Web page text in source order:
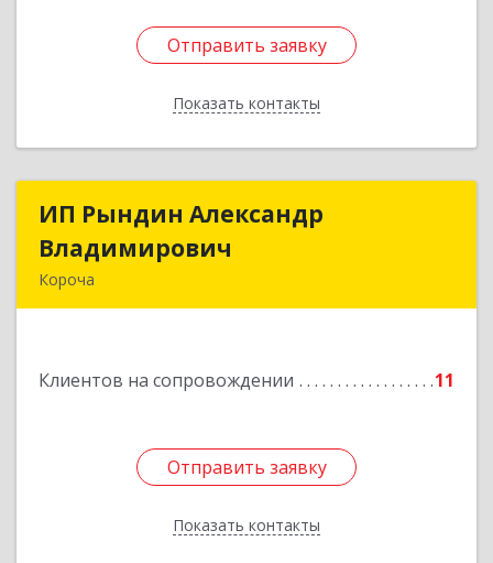
Отправить заявку
Показать контакты
Отправить заявку
Назад
ИП Рындин Александр
Владимирович
Короча
Клиентов на сопровождении 11
Отправить заявку
Показать контакты
ИП Рындин Александр
Подробнее
Отправить заявку
Назад